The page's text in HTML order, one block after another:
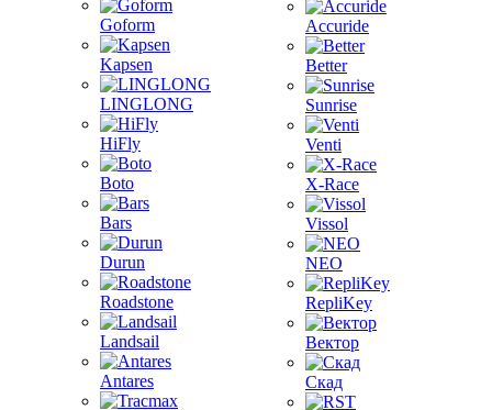
Goform
Kapsen
LINGLONG
HiFly
Boto
Bars
Durun
Roadstone
Landsail
Antares
Accuride
Better
Sunrise
Venti
X-Race
Vissol
NEO
RepliKey
Вектор
Скад